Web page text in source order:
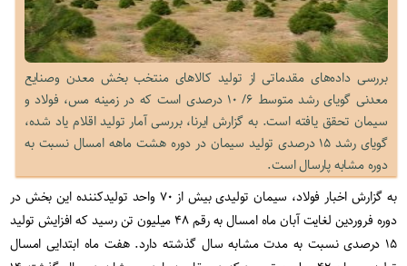
بررسی داده‌های مقدماتی از تولید کالاهای منتخب بخش معدن وصنایع
معدنی گویای رشد متوسط ۶/ ۱۰ درصدی است که در زمینه مس، فولاد و
سیمان تحقق یافته است. به گزارش ایرنا، بررسی آمار تولید اقلام یاد شده،
گویای رشد ۱۵ درصدی تولید سیمان در دوره هشت ماهه امسال نسبت به
دوره مشابه پارسال است.
به گزارش اخبار فولاد، سیمان تولیدی بیش از ۷۰ واحد تولیدکننده این بخش در
دوره فروردین لغایت آبان ماه امسال به رقم ۴۸ میلیون تن رسید که افزایش تولید
۱۵ درصدی نسبت به مدت مشابه سال گذشته دارد. هفت ماه ابتدایی امسال